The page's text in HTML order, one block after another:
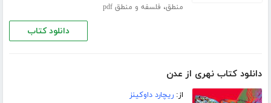
منطق، فلسفه و منطق pdf
دانلود کتاب
دانلود کتاب نهری از عدن
از:ریچارد داوکینز